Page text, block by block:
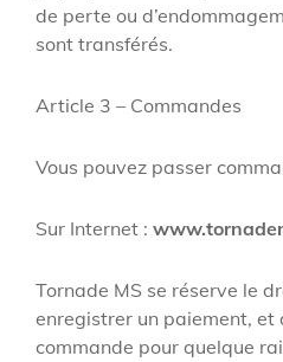
de perte ou
sont transférés.
Article 3 – Commandes
Vous pouvez passer
Sur Internet :
Tornade MS se réserve le
enregistrer un paiement, et
commande pour quelque